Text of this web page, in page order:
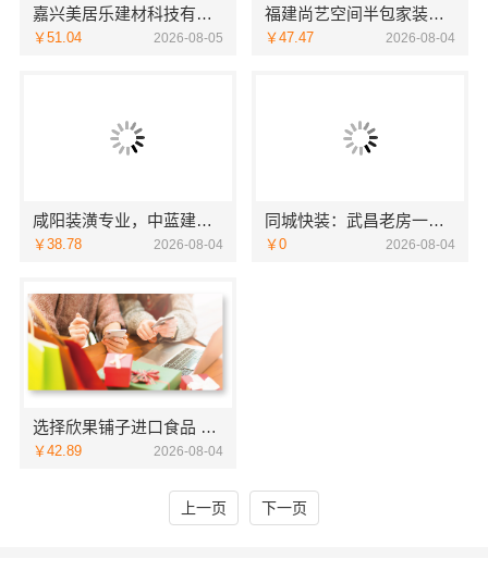
嘉兴美居乐建材科技有限公司新房装修联系电话一览
￥51.04 2026-08-05
福建尚艺空间半包家装全屋改造
￥47.47 2026-08-04
咸阳装潢专业，中蓝建投（北京）建设有限公司武功分公司全包服务
￥38.78 2026-08-04
同城快装：武昌老房一站式北欧风装修靠谱
￥0 2026-08-04
选择欣果铺子进口食品 拥有全新的材料
￥42.89 2026-08-04
上一页 下一页